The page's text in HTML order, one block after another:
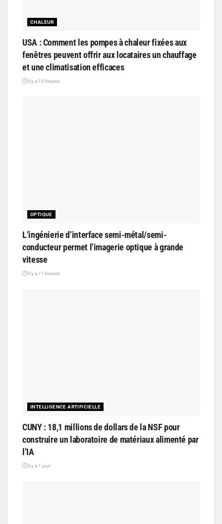
CHALEUR
USA : Comment les pompes à chaleur fixées aux
fenêtres peuvent offrir aux locataires un chauffage
et une climatisation efficaces
il y a 10 heures
OPTIQUE
L’ingénierie d’interface semi-métal/semi-
conducteur permet l’imagerie optique à grande
vitesse
il y a 11 heures
INTELLIGENCE ARTIFICIELLE
CUNY : 18,1 millions de dollars de la NSF pour
construire un laboratoire de matériaux alimenté par
l’IA
il y a 1 jour